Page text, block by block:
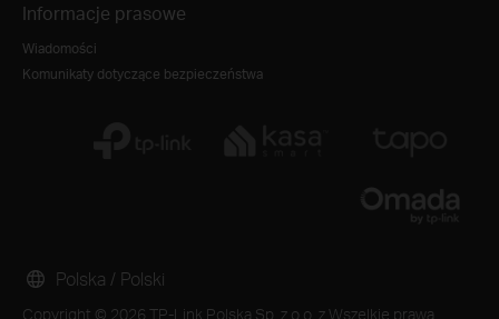
Informacje prasowe
Wiadomości
Komunikaty dotyczące bezpieczeństwa
Copyright © 2026 TP-Link Polska Sp. z o.o. z Wszelkie prawa
Polska / Polski